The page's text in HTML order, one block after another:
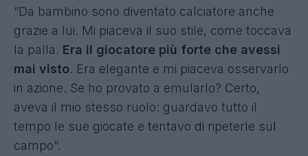
“Da bambino sono diventato calciatore anche
grazie a lui. Mi piaceva il suo stile, come toccava
la palla. Era il giocatore più forte che avessi
mai visto. Era elegante e mi piaceva osservarlo
in azione. Se ho provato a emularlo? Certo,
aveva il mio stesso ruolo: guardavo tutto il
tempo le sue giocate e tentavo di ripeterle sul
campo”.